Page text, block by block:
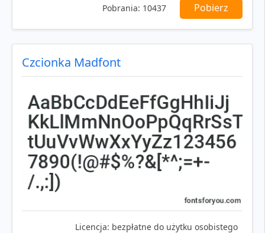
Pobrania: 10437 Pobierz
Czcionka Madfont
Licencja: bezpłatne do użytku osobistego